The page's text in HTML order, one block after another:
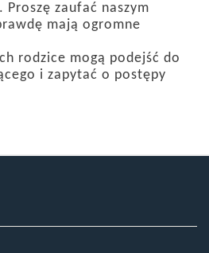
zaufać naszym
mają ogromne
rodzice mogą podejść do
i zapytać o postępy